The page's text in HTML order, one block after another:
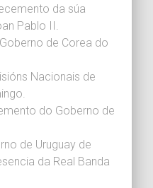
da súa
Pablo II.
de Corea do
Nacionais de
do Goberno de
de Uruguay de
da Real Banda